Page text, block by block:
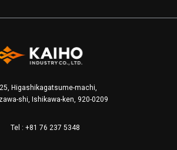
Higashikagatsume-machi,
shi, Ishikawa-ken, 920-0209
Tel : +81 76 237 5348